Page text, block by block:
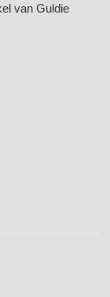
van Guldie